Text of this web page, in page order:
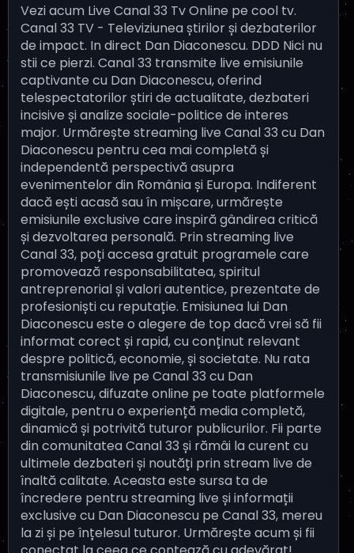
Vezi acum Live Canal 33 Tv Online pe cool tv.
Canal 33 TV - Televiziunea știrilor și dezbaterilor
de impact. In direct Dan Diaconescu. DDD Nici nu
stii ce pierzi. Canal 33 transmite live emisiunile
captivante cu Dan Diaconescu, oferind
telespectatorilor știri de actualitate, dezbateri
incisive și analize sociale-politice de interes
major. Urmărește streaming live Canal 33 cu Dan
Diaconescu pentru cea mai completă și
independentă perspectivă asupra
evenimentelor din România și Europa. Indiferent
dacă ești acasă sau în mișcare, urmărește
emisiunile exclusive care inspiră gândirea critică
și dezvoltarea personală. Prin streaming live
Canal 33, poți accesa gratuit programele care
promovează responsabilitatea, spiritul
antreprenorial și valori autentice, prezentate de
profesioniști cu reputație. Emisiunea lui Dan
Diaconescu este o alegere de top dacă vrei să fii
informat corect și rapid, cu conținut relevant
despre politică, economie, și societate. Nu rata
transmisiunile live pe Canal 33 cu Dan
Diaconescu, difuzate online pe toate platformele
digitale, pentru o experiență media completă,
dinamică și potrivită tuturor publicurilor. Fii parte
din comunitatea Canal 33 și rămâi la curent cu
ultimele dezbateri și noutăți prin stream live de
înaltă calitate. Aceasta este sursa ta de
încredere pentru streaming live și informații
exclusive cu Dan Diaconescu pe Canal 33, mereu
la zi și pe înțelesul tuturor. Urmărește acum și fii